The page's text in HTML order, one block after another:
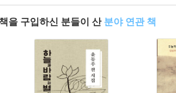
을 구입하신 분들이 산 분야 연관 책